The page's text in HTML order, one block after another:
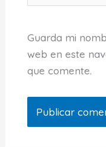
Guarda mi
web en este
que comente.